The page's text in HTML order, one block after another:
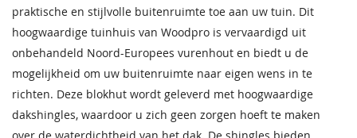
Wandhoogte 234 cm
Nokhoogte 283 cm
Op dit product ontvangt u 5 jaar
garantie.
praktische en stijlvolle buitenruimte toe aan uw tuin. Dit
hoogwaardige tuinhuis van Woodpro is vervaardigd uit
onbehandeld Noord-Europees vurenhout en biedt u de
mogelijkheid om uw buitenruimte naar eigen wens in te
richten. Deze blokhut wordt geleverd met hoogwaardige
dakshingles, waardoor u zich geen zorgen hoeft te maken